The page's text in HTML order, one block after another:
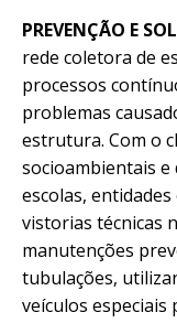
PREVENÇÃO E
rede coletora de
processos
problemas
estrutura. Com o
socioambientais e
escolas,
vistorias técnicas
manutenções
tubulações,
veículos